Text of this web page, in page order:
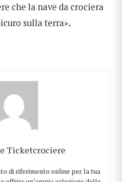
che la nave da crociera
sulla terra».
Ticketcrociere
di riferimento online per la tua